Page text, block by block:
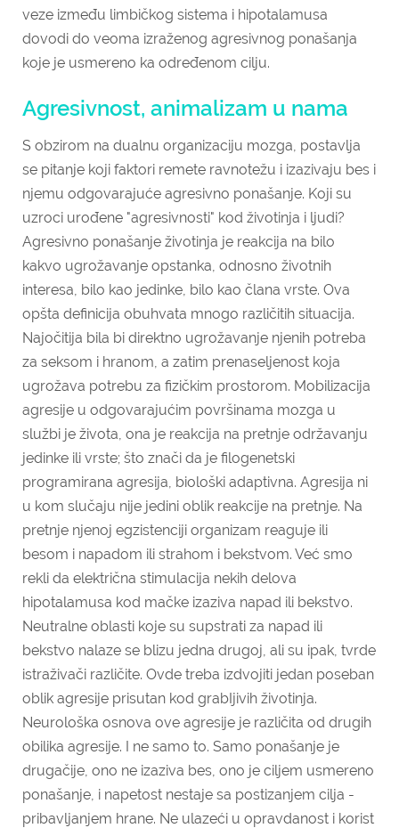
veze između limbičkog sistema i hipotalamusa
dovodi do veo­ma izraženog agresivnog ponašanja
koje je usmereno ka određenom cilju.
Agresivnost, animalizam u nama
S obzirom na dualnu organizaciju mozga, postavlja
se pitanje koji faktori remete ravnotežu i izazivaju bes i
njemu odgovarajuće agresivno ponašanje. Koji su
uzroci urođene "agresivnosti" kod životinja i ljudi?
Agresivno ponašanje životinja je reakcija na bilo
kakvo ugrožavanje opstanka, odnosno životnih
interesa, bilo kao jedinke, bilo kao člana vrste. Ova
opšta definicija obuhvata mnogo različitih situacija.
Najočitija bila bi direktno ugrožavanje njenih potreba
za seksom i hranom, a zatim prenaseljenost koja
ugrožava potrebu za fizičkim prostorom. Mobilizacija
agresije u odgovarajućim površinama mo­zga u
službi je života, ona je reakcija na pretnje održavanju
jedinke ili vrste; što znači da je filogenetski
programirana agresija, biološki adaptivna. Agresija ni
u kom slučaju nije jedini oblik reakcije na pretnje. Na
pretnje njenoj egzistenciji organizam reaguje ili
besom i napadom ili strahom i bekstvom. Već smo
rekli da električna stimulacija nekih delova
hipotalamu­sa kod mačke izaziva napad ili bekstvo.
Neutralne oblasti koje su supstrati za napad ili
bekstvo nalaze se blizu jedna drugoj, ali su ipak, tvrde
istraživači različite. Ovde treba izdvojiti jedan poseban
oblik agresije prisutan kod grabIjivih životinja.
Neurološka osnova ove agresije je različita od drugih
obilika agresije. I ne samo to. Samo po­našanje je
drugačije, ono ne izaziva bes, ono je ciljem usmereno
po­našanje, i napetost nestaje sa postizanjem cilja -
pribavljanjem hrane. Ne ulazeći u opravdanost i korist